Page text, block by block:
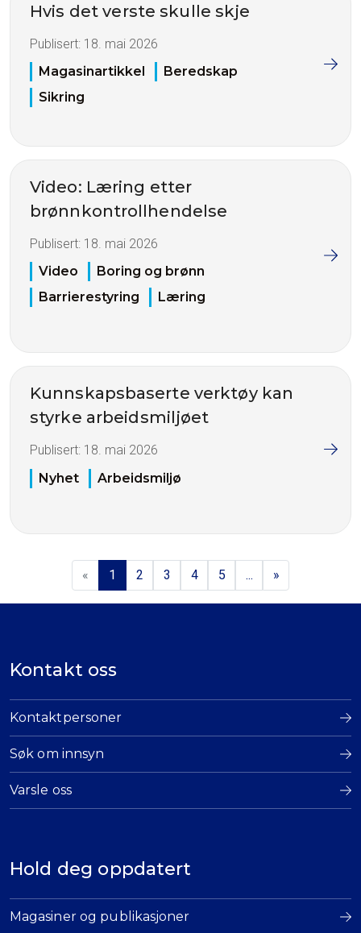
Hvis det verste skulle skje
Publisert: 18. mai 2026
Magasinartikkel
Beredskap
Sikring
Video: Læring etter
brønnkontrollhendelse
Publisert: 18. mai 2026
Video
Boring og brønn
Barrierestyring
Læring
Kunnskapsbaserte verktøy kan
styrke arbeidsmiljøet
Publisert: 18. mai 2026
Nyhet
Arbeidsmiljø
« 1 2 3 4 5 ... »
Kontakt oss
Kontaktpersoner
Søk om innsyn
Varsle oss
Hold deg oppdatert
Magasiner og publikasjoner